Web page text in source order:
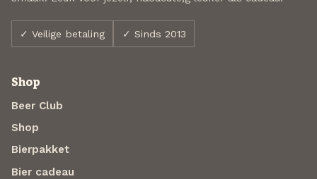
✓ Veilige betaling ✓ Sinds 2013
Shop
Beer Club
Shop
Bierpakket
Bier cadeau